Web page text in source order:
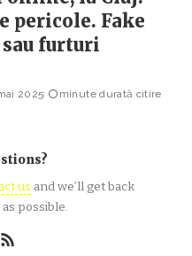
pericole. Fake
furturi
2025
minute durată citire
us and we’ll get back
possible.